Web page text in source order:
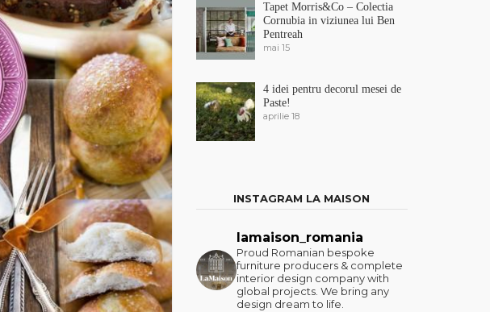
Tapet Morris&Co – Colectia
Cornubia in viziunea lui Ben
Pentreah
mai 15
4 idei pentru decorul mesei de
Paste!
aprilie 18
INSTAGRAM LA MAISON
lamaison_romania
Proud Romanian bespoke
furniture producers & complete
interior design company with
global projects. We bring any
design dream to life.